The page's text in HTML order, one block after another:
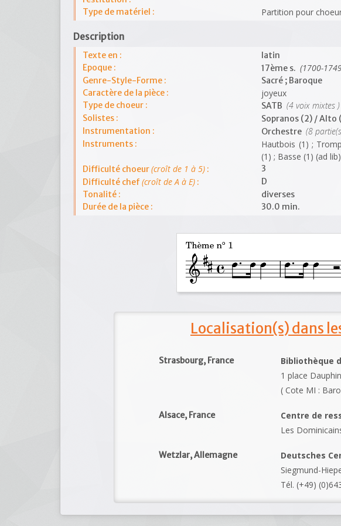
Type de matériel : Partition pour
Description
Texte en :
latin
Epoque :
17ème s. (1700-
Genre-Style-Forme :
Sacré ; Baroque
Caractère de la pièce :
joyeux
Type de choeur : SATB (4 voix mixtes )
Solistes : Sopranos (2) / Alto
Instrumentation : Orchestre (8
Instruments :
Hautbois (1) ;
(1) ; Basse (1) (ad
Difficulté choeur(croît de 1 à 5) :
3
Difficulté chef (croît de A à E) :
D
Tonalité :
diverses
Durée de la pièce :
30.0 min.
Localisation(s) dans
Strasbourg, France
Bibliothèque
1 place
( Cote MI :
Alsace, France
Centre de
Les
Wetzlar, Allemagne
Deutsches
Siegmund-
Tél. (+49)